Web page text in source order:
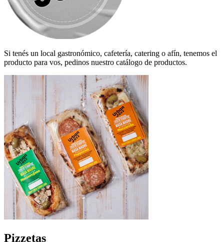
Si tenés un local gastronómico, cafetería, catering o afín, tenemos el
producto para vos, pedinos nuestro catálogo de productos.
Pizzetas